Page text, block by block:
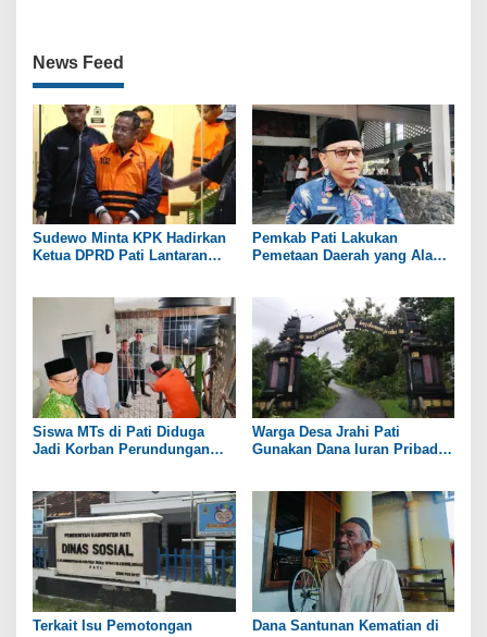
News Feed
Sudewo Minta KPK Hadirkan
Ketua DPRD Pati Lantaran
Pemkab Pati Lakukan
Pemetaan Daerah yang Alami
Siswa MTs di Pati Diduga
Jadi Korban Perundungan
Warga Desa Jrahi Pati
Gunakan Dana Iuran Pribadi
Terkait Isu Pemotongan
Dana Santunan Kematian di